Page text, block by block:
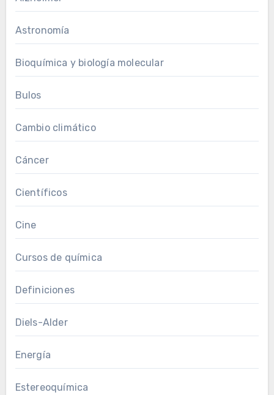
Astronomía
Bioquímica y biología molecular
Bulos
Cambio climático
Cáncer
Científicos
Cine
Cursos de química
Definiciones
Diels-Alder
Energía
Estereoquímica